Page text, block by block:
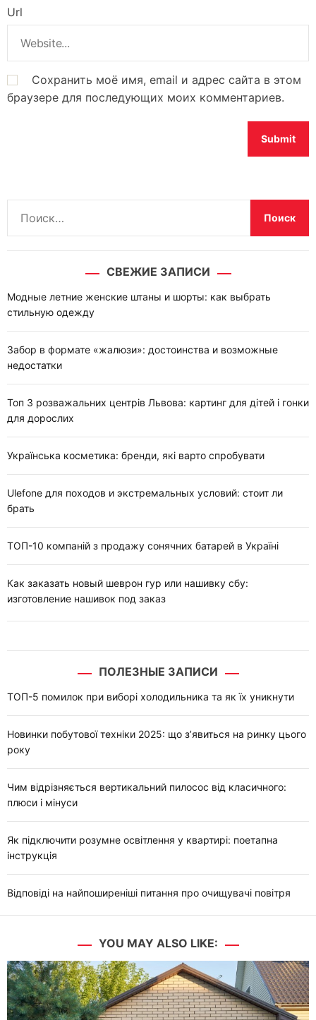
Url
Сохранить моё имя, email и адрес сайта в этом
браузере для последующих моих комментариев.
:
СВЕЖИЕ ЗАПИСИ
Модные летние женские штаны и шорты: как выбрать
стильную одежду
Забор в формате «жалюзи»: достоинства и возможные
недостатки
Топ 3 розважальних центрів Львова: картинг для дітей і гонки
для дорослих
Українська косметика: бренди, які варто спробувати
Ulefone для походов и экстремальных условий: стоит ли
брать
ТОП-10 компаній з продажу сонячних батарей в Україні
Как заказать новый шеврон гур или нашивку сбу:
изготовление нашивок под заказ
ПОЛЕЗНЫЕ ЗАПИСИ
ТОП-5 помилок при виборі холодильника та як їх уникнути
Новинки побутової техніки 2025: що з’явиться на ринку цього
року
Чим відрізняється вертикальний пилосос від класичного:
плюси і мінуси
Як підключити розумне освітлення у квартирі: поетапна
інструкція
Відповіді на найпоширеніші питання про очищувачі повітря
YOU MAY ALSO LIKE: